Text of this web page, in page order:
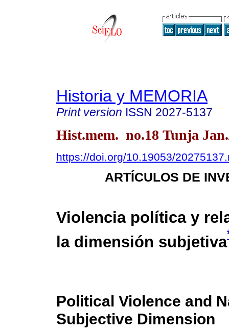
Historia y MEMORIA
Print version ISSN 2027-5137
Hist.mem. no.18 Tunja
https://doi.org/10.19053/
ARTÍCULOS DE
Violencia política y
la dimensión subjetiva
Political Violence and
Subjective Dimension